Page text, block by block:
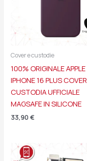
Cover e custodie
100% ORIGINALE APPLE
IPHONE 16 PLUS COVER
CUSTODIA UFFICIALE
MAGSAFE IN SILICONE
33,90 €